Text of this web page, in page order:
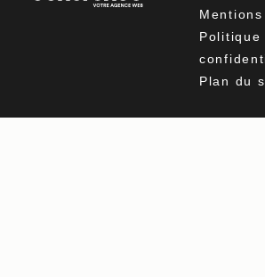
Politique
Plan du